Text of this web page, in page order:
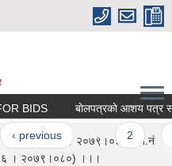
BIDS बाेलपत्रकाे आशय पत्र
previous …
सूचना (बि.नं ०८। २०७९।०८० , बि.नं
। २०७९।०८०) ।।।